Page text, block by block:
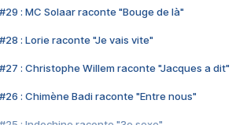
#29 : MC Solaar raconte "Bouge de là"
#28 : Lorie raconte "Je vais vite"
#27 : Christophe Willem raconte "Jacques a dit"
#26 : Chimène Badi raconte "Entre nous"